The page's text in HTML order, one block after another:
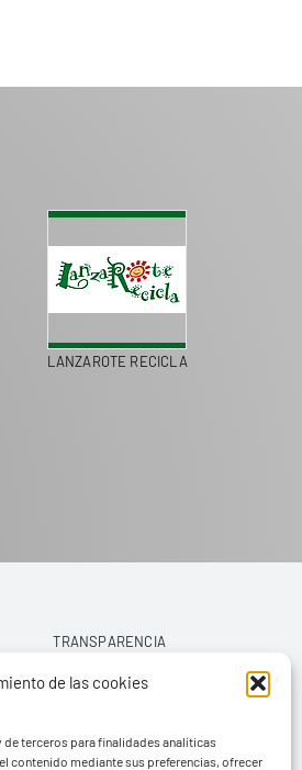
de las cookies
terceros para finalidades analíticas
contenido mediante sus preferencias, ofrecer
RECICLA
COLEGIOS DE LA
TRANSPARENCIA
AVISO LEGAL
POLÍTICA DE PRIVACIDAD